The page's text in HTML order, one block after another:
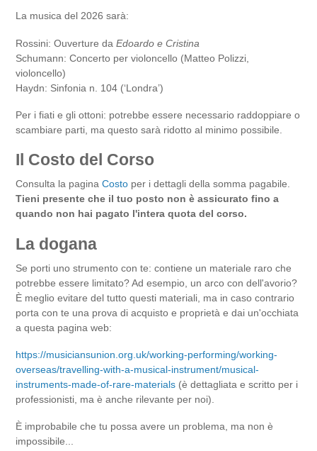
La musica del 2026 sarà:
Rossini: Ouverture daEdoardo e Cristina
Schumann: Concerto per violoncello (Matteo Polizzi,
violoncello)
Haydn: Sinfonia n. 104 (‘Londra’)
Per i fiati e gli ottoni: potrebbe essere necessario raddoppiare o
scambiare parti, ma questo sarà ridotto al minimo possibile.
Il Costo del Corso
Consulta la paginaCosto per i dettagli della somma pagabile.
Tieni presente che il tuo posto non è assicurato fino a
quando non hai pagato l'intera quota del corso.
La dogana
Se porti uno strumento con te: contiene un materiale raro che
potrebbe essere limitato? Ad esempio, un arco con dell'avorio?
È meglio evitare del tutto questi materiali, ma in caso contrario
porta con te una prova di acquisto e proprietà e dai un'occhiata
a questa pagina web:
https://musiciansunion.org.uk/working-performing/working-
overseas/travelling-with-a-musical-instrument/musical-
instruments-made-of-rare-materials (è dettagliata e scritto per i
professionisti, ma è anche rilevante per noi).
È improbabile che tu possa avere un problema, ma non è
impossibile...